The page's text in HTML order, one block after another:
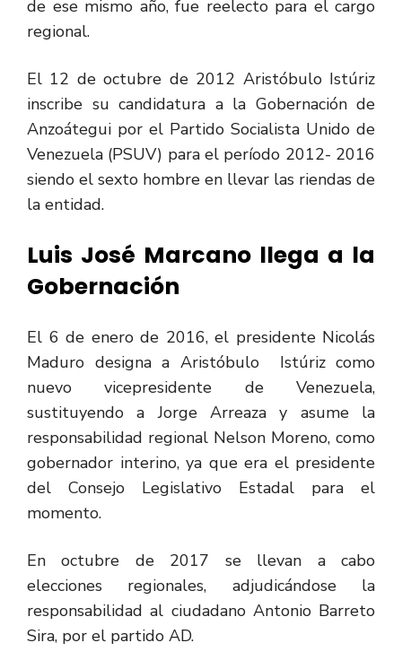
de ese mismo año, fue reelecto para el cargo
regional.
El 12 de octubre de 2012 Aristóbulo Istúriz
inscribe su candidatura a la Gobernación de
Anzoátegui por el Partido Socialista Unido de
Venezuela (PSUV) para el período 2012- 2016
siendo el sexto hombre en llevar las riendas de
la entidad.
Luis José Marcano llega a la
Gobernación
El 6 de enero de 2016, el presidente Nicolás
Maduro designa a Aristóbulo Istúriz como
nuevo vicepresidente de Venezuela,
sustituyendo a Jorge Arreaza y asume la
responsabilidad regional Nelson Moreno, como
gobernador interino, ya que era el presidente
del Consejo Legislativo Estadal para el
momento.
En octubre de 2017 se llevan a cabo
elecciones regionales, adjudicándose la
responsabilidad al ciudadano Antonio Barreto
Sira, por el partido AD.